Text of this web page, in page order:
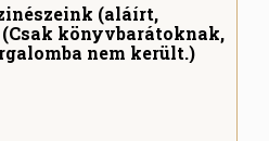
(aláírt,
könyvbarátoknak,
nem került.)